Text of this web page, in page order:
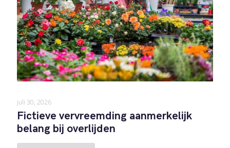
juli 30, 2026
Fictieve vervreemding aanmerkelijk
belang bij overlijden